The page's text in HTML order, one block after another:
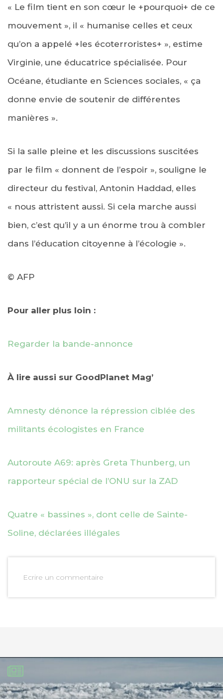
« Le film tient en son cœur le +pourquoi+ de ce
mouvement », il « humanise celles et ceux
qu’on a appelé +les écoterroristes+ », estime
Virginie, une éducatrice spécialisée. Pour
Océane, étudiante en Sciences sociales, « ça
donne envie de soutenir de différentes
manières ».
Si la salle pleine et les discussions suscitées
par le film « donnent de l’espoir », souligne le
directeur du festival, Antonin Haddad, elles
« nous attristent aussi. Si cela marche aussi
bien, c’est qu’il y a un énorme trou à combler
dans l’éducation citoyenne à l’écologie ».
© AFP
Pour aller plus loin :
Regarder la bande-annonce
À lire aussi sur GoodPlanet Mag’
Amnesty dénonce la répression ciblée des
militants écologistes en France
Autoroute A69: après Greta Thunberg, un
rapporteur spécial de l’ONU sur la ZAD
Quatre « bassines », dont celle de Sainte-
Soline, déclarées illégales
Ecrire un commentaire